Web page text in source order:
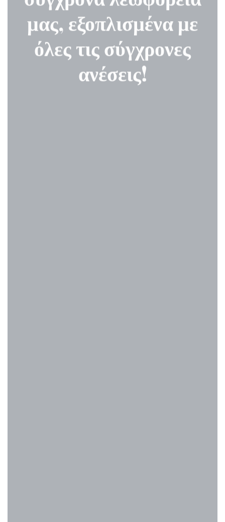
Ενοικιάστε ένα από τα
σύγχρονα λεωφορεία
μας, εξοπλισμένα με
Ενοικίαση VIP Mini
Bus 18 θέσεων